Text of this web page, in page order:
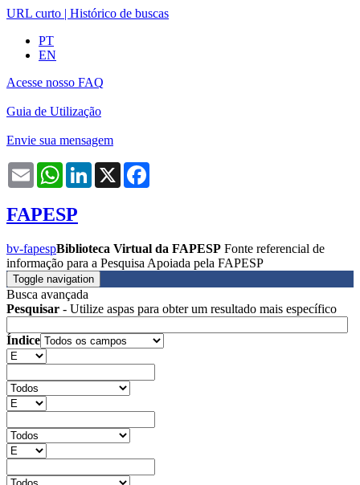
URL curto | Histórico de buscas
PT
EN
Acesse nosso FAQ
Guia de Utilização
Envie sua mensagem
Email WhatsAppLinkedIn
X
FAPESP
bv-fapespBiblioteca Virtual da FAPESP Fonte referencial de
informação para a Pesquisa Apoiada pela FAPESP
Toggle navigation
Busca avançada
Pesquisar - Utilize aspas para obter um resultado mais específico
Índice